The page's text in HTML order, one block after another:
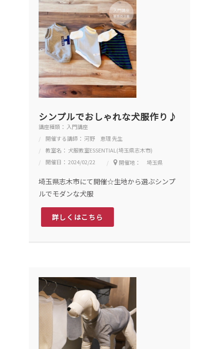
シンプルでおしゃれな犬服作り♪
講座種類： 入門講座
開催する講師： 河野 恵理 先生
教室名： 犬服教室ESSENTIAL(埼玉県志木市)
開催日： 2024/02/22
開催地： 埼玉県
埼玉県志木市にて開催☆生地から選ぶシンプ
ルでモダンな犬服
詳しくはこちら